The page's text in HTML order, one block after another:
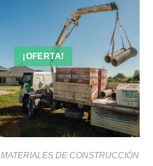
¡OFERTA!
MATERIALES DE CONSTRUCCIÓN